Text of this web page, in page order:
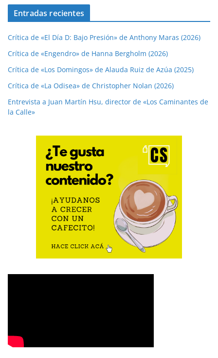
Entradas recientes
Crítica de «El Día D: Bajo Presión» de Anthony Maras (2026)
Crítica de «Engendro» de Hanna Bergholm (2026)
Crítica de «Los Domingos» de Alauda Ruiz de Azúa (2025)
Crítica de «La Odisea» de Christopher Nolan (2026)
Entrevista a Juan Martín Hsu, director de «Los Caminantes de
la Calle»